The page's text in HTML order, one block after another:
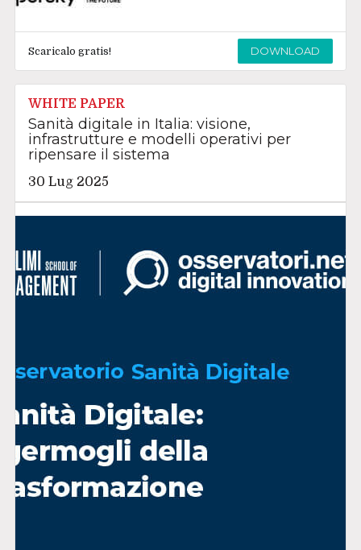
Scaricalo gratis! DOWNLOAD
WHITE PAPER
Sanità digitale in Italia: visione,
infrastrutture e modelli operativi per
ripensare il sistema
30 Lug 2025